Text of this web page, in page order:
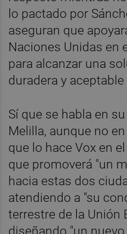
lo pactado por
aseguran que
Naciones Unidas en
para alcanzar una
duradera y
Sí que se habla en
Melilla, aunque no
que lo hace Vox en
que promoverá "un
hacia estas dos
atendiendo a "su
terrestre de la Unión
diseñando "un